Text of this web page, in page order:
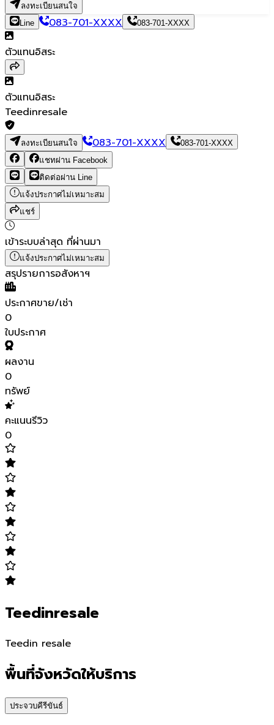
ลงทะเบียนสนใจ
Line
083-701-XXXX 083-701-XXXX
ตัวแทนอิสระ
ตัวแทนอิสระ
Teedinresale
ลงทะเบียนสนใจ 083-701-XXXX
083-701-XXXX
แชทผ่าน Facebook
ติดต่อผ่าน Line
แจ้งประกาศไม่เหมาะสม
แชร์
เข้าระบบล่าสุด ที่ผ่านมา
แจ้งประกาศไม่เหมาะสม
สรุปรายการอสังหาฯ
ประกาศขาย/เช่า
0
ใบประกาศ
ผลงาน
0
ทรัพย์
คะแนนรีวิว
0
Teedinresale
Teedin resale
พื้นที่จังหวัดให้บริการ
ประจวบคีรีขันธ์